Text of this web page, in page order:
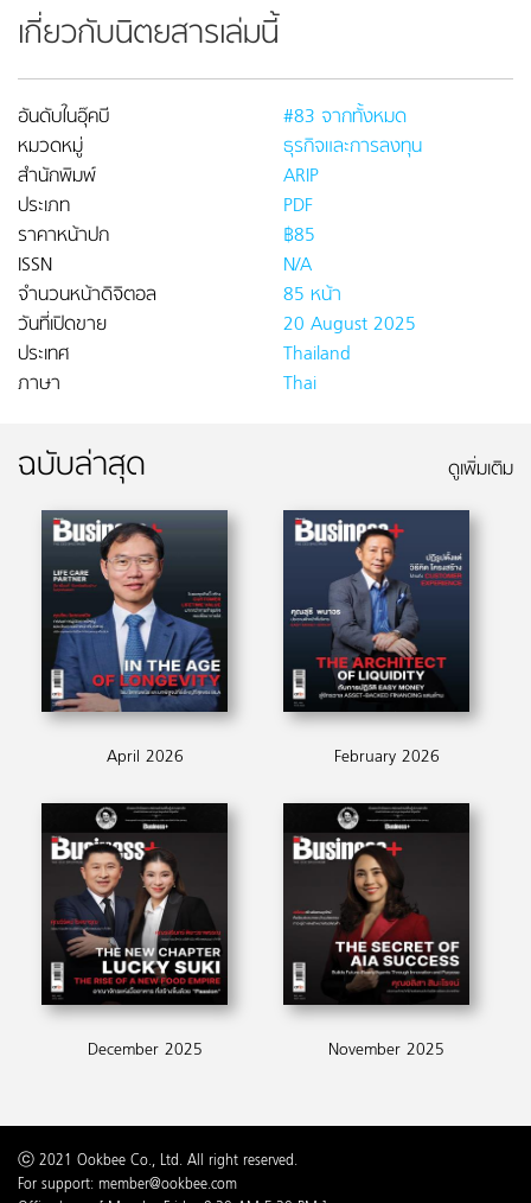
เกี่ยวกับนิตยสารเล่มนี้
อันดับในอุ๊คบี
#83 จากทั้งหมด
หมวดหมู่
ธุรกิจและการลงทุน
สำนักพิมพ์
ARIP
ประเภท
PDF
ราคาหน้าปก
฿85
ISSN
N/A
จำนวนหน้าดิจิตอล
85 หน้า
วันที่เปิดขาย
20 August 2025
ประเทศ
Thailand
ภาษา
Thai
ฉบับล่าสุด ดูเพิ่มเติม
April 2026 February 2026
December 2025 November 2025
ⓒ 2021 Ookbee Co., Ltd. All right reserved.
For support: member@ookbee.com